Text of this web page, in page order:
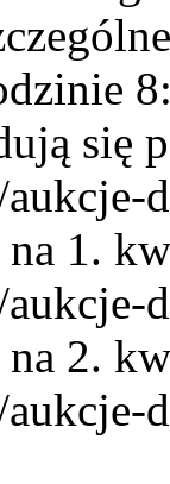
się
1.
2.